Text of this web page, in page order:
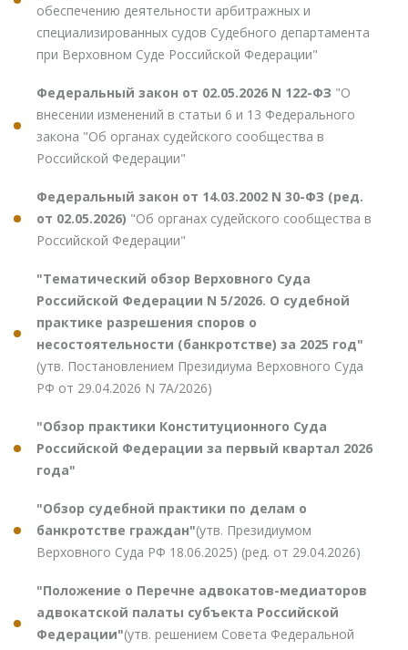
обеспечению деятельности арбитражных и
специализированных судов Судебного департамента
при Верховном Суде Российской Федерации"
Федеральный закон от 02.05.2026 N 122-ФЗ "О
внесении изменений в статьи 6 и 13 Федерального
закона "Об органах судейского сообщества в
Российской Федерации"
Федеральный закон от 14.03.2002 N 30-ФЗ (ред.
от 02.05.2026) "Об органах судейского сообщества в
Российской Федерации"
"Тематический обзор Верховного Суда
Российской Федерации N 5/2026. О судебной
практике разрешения споров о
несостоятельности (банкротстве) за 2025 год"
(утв. Постановлением Президиума Верховного Суда
РФ от 29.04.2026 N 7А/2026)
"Обзор практики Конституционного Суда
Российской Федерации за первый квартал 2026
года"
"Обзор судебной практики по делам о
банкротстве граждан"(утв. Президиумом
Верховного Суда РФ 18.06.2025) (ред. от 29.04.2026)
"Положение о Перечне адвокатов-медиаторов
адвокатской палаты субъекта Российской
Федерации"(утв. решением Совета Федеральной